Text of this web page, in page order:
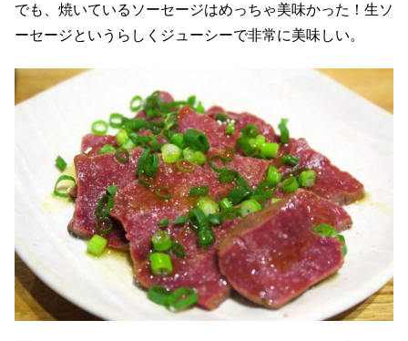
でも、焼いているソーセージはめっちゃ美味かった！生ソ
ーセージというらしくジューシーで非常に美味しい。